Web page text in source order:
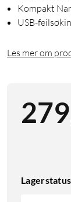
Kompakt
USB-
Les mer om
279